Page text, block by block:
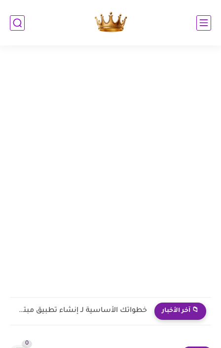
📁 آخر الأخبار خطواتك الأساسية لـ إنشاء تطبيق مبتكر في عام 2025
0